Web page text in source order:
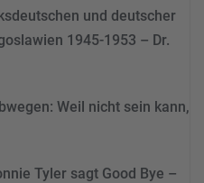
und deutscher
1945-1953 – Dr.
Weil nicht sein kann,
Tyler sagt Good Bye –